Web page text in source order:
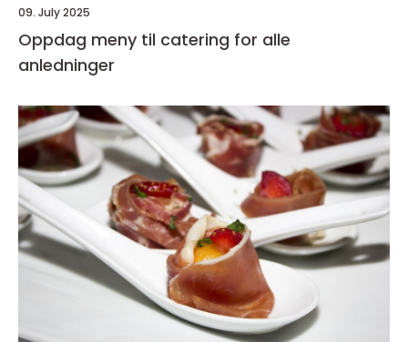
09. July 2025
Oppdag meny til catering for alle
anledninger